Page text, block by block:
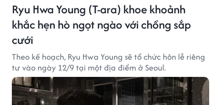
Ryu Hwa Young (T-ara) khoe khoảnh
khắc hẹn hò ngọt ngào với chồng sắp
cưới
Theo kế hoạch, Ryu Hwa Young sẽ tổ chức hôn lễ riêng
tư vào ngày 12/9 tại một địa điểm ở Seoul.